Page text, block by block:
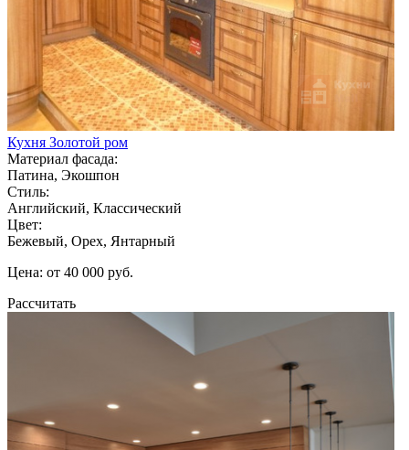
Кухня Золотой ром
Материал фасада:
Патина, Экошпон
Стиль:
Английский, Классический
Цвет:
Бежевый, Орех, Янтарный
Цена: от 40 000 руб.
Рассчитать